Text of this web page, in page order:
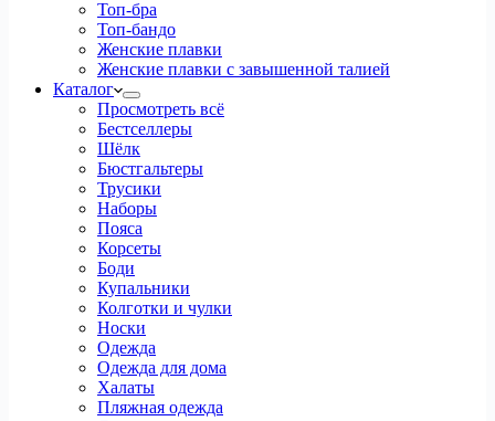
Топ-бра
Топ-бандо
Женские плавки
Женские плавки с завышенной талией
Каталог
Просмотреть всё
Бестселлеры
Шёлк
Бюстгальтеры
Трусики
Наборы
Пояса
Корсеты
Боди
Купальники
Колготки и чулки
Носки
Одежда
Одежда для дома
Халаты
Пляжная одежда